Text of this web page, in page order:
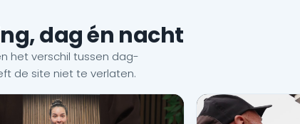
dag én nacht
het verschil tussen dag-
de site niet te verlaten.